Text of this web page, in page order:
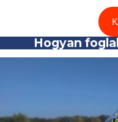
Hogyan